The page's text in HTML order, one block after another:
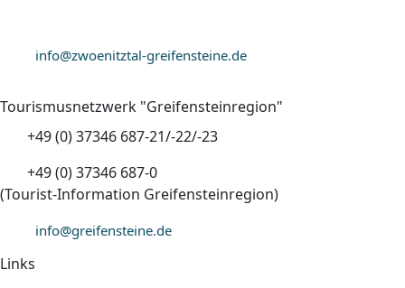
info@zwoenitztal-greifensteine.de
Tourismusnetzwerk "Greifensteinregion"
+49 (0) 37346 687-21/-22/-23
+49 (0) 37346 687-0
(Tourist-Information Greifensteinregion)
info@greifensteine.de
Links